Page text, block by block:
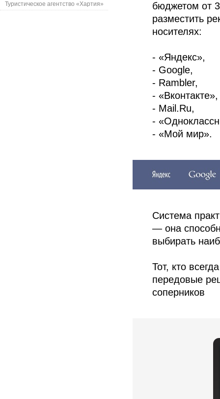
Туристическое агентство «Хартия»
бюджетом от
разместить
носителях:
- «Яндекс»,
- Google,
- Rambler,
-
- Mail.Ru,
-
- «Мой мир».
Система
— она
выбирать
Тот, кто
передовые
соперников